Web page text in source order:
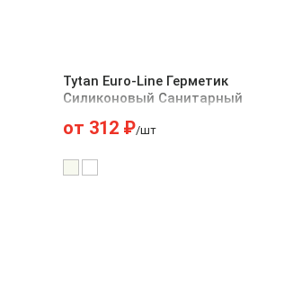
Tytan Euro-Line Герметик
Силиконовый Санитарный
от 312₽/шт